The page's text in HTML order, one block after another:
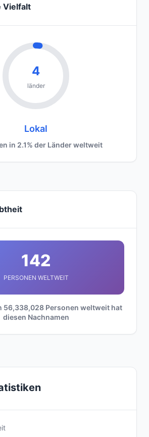
Vielfalt
4
länder
Lokal
in 2.1% der Länder weltweit
142
PERSONEN WELTWEIT
56,338,028 Personen weltweit hat
diesen Nachnamen